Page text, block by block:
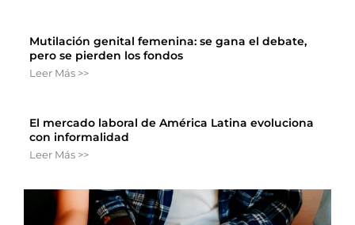
Mutilación genital femenina: se gana el debate,
pero se pierden los fondos
Leer Más >>
El mercado laboral de América Latina evoluciona
con informalidad
Leer Más >>